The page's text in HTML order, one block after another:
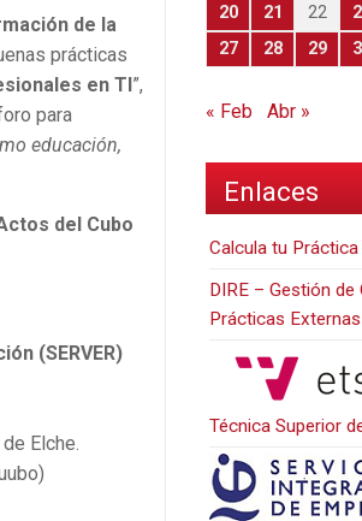
de la
prácticas
en TI ”,
para
educación,
del Cubo
(SERVER)
Elche.
20
21 22
27
28 29
« Feb Abr »
Enlaces
Calcula tu Práctica
DIRE – Gestión de
Prácticas Externas
Técnica Superior